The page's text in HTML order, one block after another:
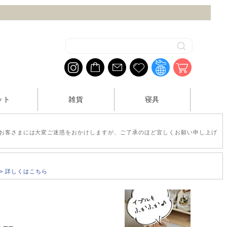
ト 雑貨 寝具
さまには大変ご迷惑をおかけしますが、ご了承のほど宜しくお願い申し上げ
詳しくはこちら